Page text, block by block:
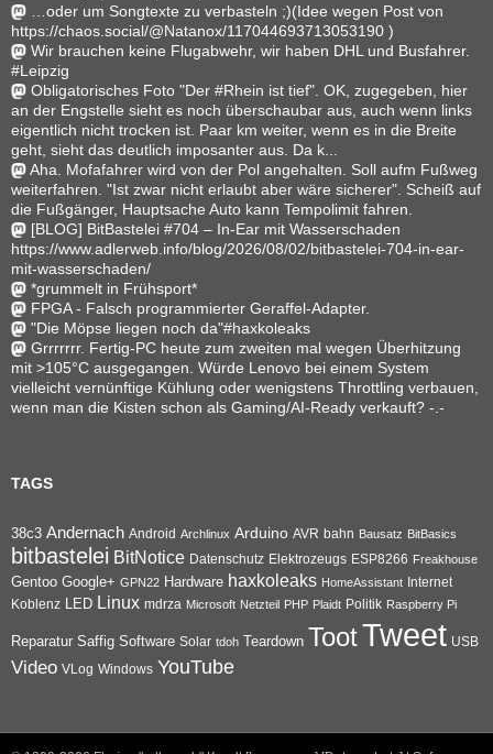
…oder um Songtexte zu verbasteln ;)(Idee wegen Post von
https://chaos.social/@Natanox/117044693713053190 )
Wir brauchen keine Flugabwehr, wir haben DHL und Busfahrer.
#Leipzig
Obligatorisches Foto "Der #Rhein ist tief". OK, zugegeben, hier
an der Engstelle sieht es noch überschaubar aus, auch wenn links
eigentlich nicht trocken ist. Paar km weiter, wenn es in die Breite
geht, sieht das deutlich imposanter aus. Da k...
Aha. Mofafahrer wird von der Pol angehalten. Soll aufm Fußweg
weiterfahren. "Ist zwar nicht erlaubt aber wäre sicherer". Scheiß auf
die Fußgänger, Hauptsache Auto kann Tempolimit fahren.
[BLOG] BitBastelei #704 – In-Ear mit Wasserschaden
https://www.adlerweb.info/blog/2026/08/02/bitbastelei-704-in-ear-
mit-wasserschaden/
*grummelt in Frühsport*
FPGA - Falsch programmierter Geraffel-Adapter.
"Die Möpse liegen noch da"#haxkoleaks
Grrrrrrr. Fertig-PC heute zum zweiten mal wegen Überhitzung
mit >105°C ausgegangen. Würde Lenovo bei einem System
vielleicht vernünftige Kühlung oder wenigstens Throttling verbauen,
wenn man die Kisten schon als Gaming/AI-Ready verkauft? -.-
TAGS
38c3 Andernach Android Archlinux Arduino AVR bahn Bausatz BitBasics
bitbastelei BitNotice Datenschutz Elektrozeugs ESP8266 Freakhouse
Gentoo Google+ GPN22 Hardware haxkoleaks HomeAssistant Internet
Koblenz LED Linux mdrza Microsoft Netzteil PHP Plaidt Politik Raspberry Pi
Reparatur Saffig Software Solar tdoh Teardown TootTweet USB
Video VLog Windows YouTube